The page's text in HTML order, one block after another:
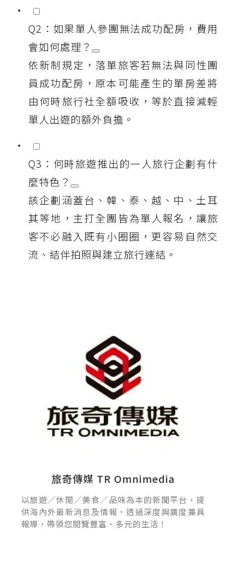
Q2：如果單人參團無法成功配房，費用
會如何處理？
依新制規定，落單旅客若無法與同性團
員成功配房，原本可能產生的單房差將
由何時旅行社全額吸收，等於直接減輕
單人出遊的額外負擔。
Q3：何時旅遊推出的一人旅行企劃有什
麼特色？
該企劃涵蓋台、韓、泰、越、中、土耳
其等地，主打全團皆為單人報名，讓旅
客不必融入既有小圈圈，更容易自然交
流、結伴拍照與建立旅行連結。
旅奇傳媒 TR Omnimedia
以旅遊／休閒／美食／品味為本的新聞平台，提
供海內外最新消息及情報，透過深度與廣度兼具
報導，帶領您閱覽豐富、多元的生活！